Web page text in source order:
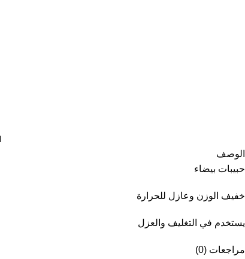
الوصف
حبيبات بيضاء
خفيف الوزن وعازل للحرارة
يستخدم في التغليف والعزل
مراجعات (0)